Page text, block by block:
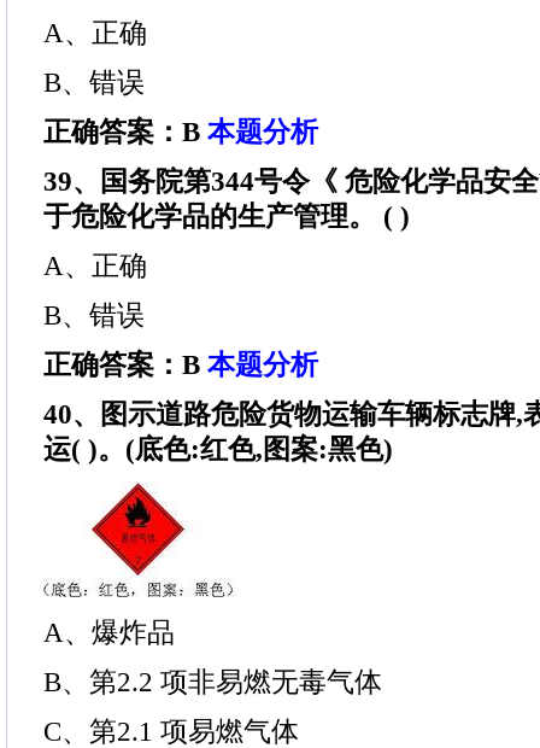
A、正确
B、错误
正确答案：B 本题分析
39、国务院第344号令《 危险化学品安
于危险化学品的生产管理。 ( )
A、正确
B、错误
正确答案：B 本题分析
40、图示道路危险货物运输车辆标志牌,
运( )。(底色:红色,图案:黑色)
A、爆炸品
B、第2.2 项非易燃无毒气体
C、第2.1 项易燃气体